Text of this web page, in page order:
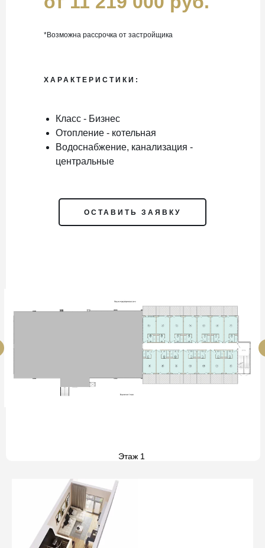
ХАРАКТЕРИСТИКИ:
*Возможна рассрочка от застройщика
Класс - Бизнес
Отопление - котельная
Водоснабжение, канализация -
центральные
ОСТАВИТЬ ЗАЯВКУ
Этаж 1